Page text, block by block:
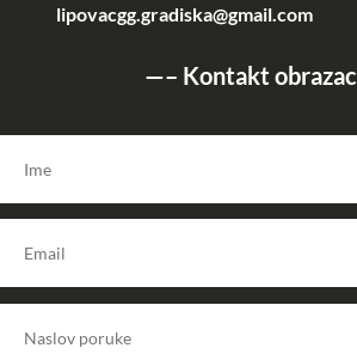
lipovacgg.gradiska@gmail.com
—– Kontakt obrazac